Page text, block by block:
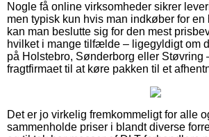
Nogle få online virksomheder sikrer
men typisk kun hvis man indkøber for en
kan man beslutte sig for den mest
hvilket i mange tilfælde – ligegyldigt om
på Holstebro, Sønderborg eller Støvring
fragtfirmaet til at køre pakken til et
Det er jo virkelig fremkommeligt for alle
sammenholde priser i blandt diverse